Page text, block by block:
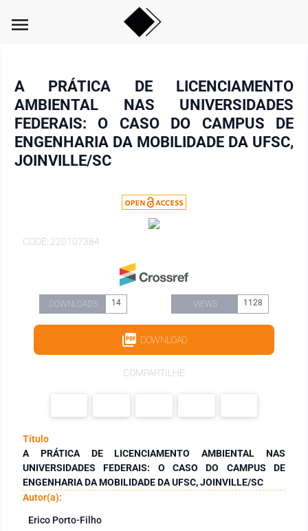
menu
A PRÁTICA DE LICENCIAMENTO
AMBIENTAL NAS UNIVERSIDADES
FEDERAIS: O CASO DO CAMPUS DE
ENGENHARIA DA MOBILIDADE DA UFSC,
JOINVILLE/SC
CODE: 220107384
DOWNLOADS 14 VIEWS 1128
DOWNLOAD
COMPARTILHE
Título
A PRÁTICA DE LICENCIAMENTO AMBIENTAL NAS
UNIVERSIDADES FEDERAIS: O CASO DO CAMPUS DE
ENGENHARIA DA MOBILIDADE DA UFSC, JOINVILLE/SC
Autor(a):
Erico Porto-Filho